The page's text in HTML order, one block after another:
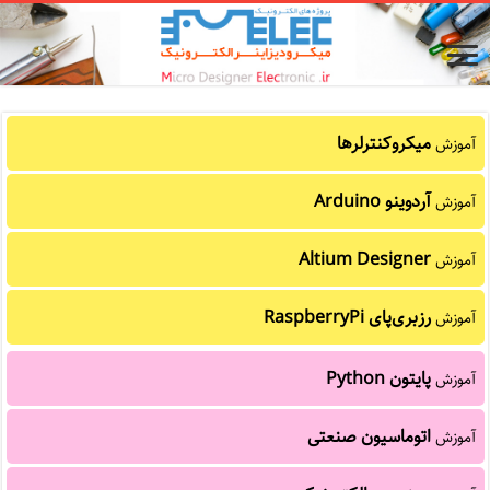
آموزشمیکروکنترلرها
آموزشآردوینو Arduino
آموزشAltium Designer
آموزشرزبری‌پای RaspberryPi
آموزشپایتون Python
آموزشاتوماسیون صنعتی